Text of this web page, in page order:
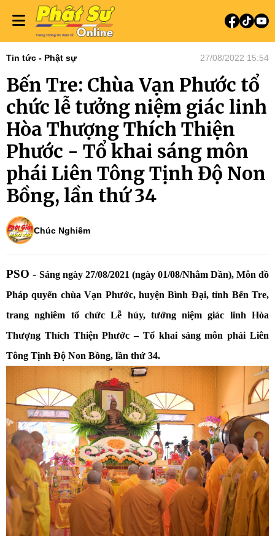
Tin tức - Phật sự 27/08/2022 15:54
Bến Tre: Chùa Vạn Phước tổ
chức lễ tưởng niệm giác linh
Hòa Thượng Thích Thiện
Phước - Tổ khai sáng môn
phái Liên Tông Tịnh Độ Non
Bồng, lần thứ 34
Chúc Nghiêm
PSO - Sáng ngày 27/08/2021 (ngày 01/08/Nhâm Dần), Môn đồ
Pháp quyến chùa Vạn Phước, huyện Bình Đại, tỉnh Bến Tre,
trang nghiêm tổ chức Lễ húy, tưởng niệm giác linh Hòa
Thượng Thích Thiện Phước – Tổ khai sáng môn phái Liên
Tông Tịnh Độ Non Bồng, lần thứ 34.